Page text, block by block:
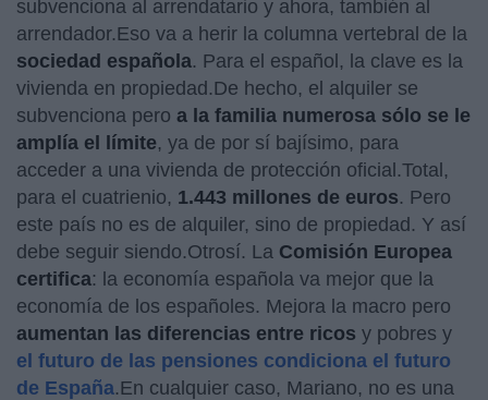
subvenciona al arrendatario y ahora, también al
arrendador.Eso va a herir la columna vertebral de la
sociedad española. Para el español, la clave es la
vivienda en propiedad.De hecho, el alquiler se
subvenciona pero a la familia numerosa sólo se le
amplía el límite, ya de por sí bajísimo, para
acceder a una vivienda de protección oficial.Total,
para el cuatrienio, 1.443 millones de euros. Pero
este país no es de alquiler, sino de propiedad. Y así
debe seguir siendo.Otrosí. La Comisión Europea
certifica: la economía española va mejor que la
economía de los españoles. Mejora la macro pero
aumentan las diferencias entre ricos y pobres y
el futuro de las pensiones condiciona el futuro
de España.En cualquier caso, Mariano, no es una